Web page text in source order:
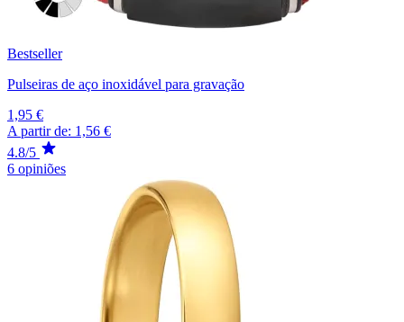
Bestseller
Pulseiras de aço inoxidável para gravação
1,95 €
A partir de: 1,56 €
4.8/5
6 opiniões